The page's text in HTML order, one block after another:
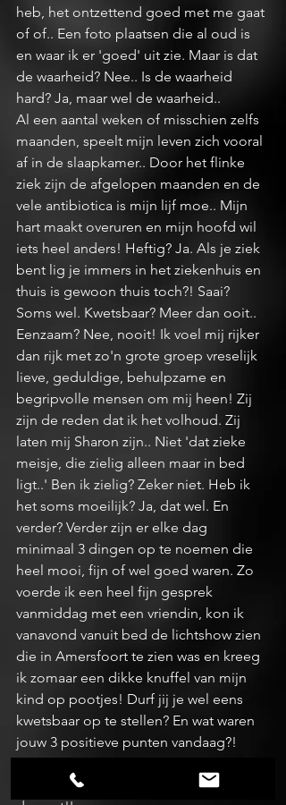
heb, het ontzettend goed met me gaat
of of.. Een foto plaatsen die al oud is
en waar ik er 'goed' uit zie. Maar is dat
de waarheid? Nee.. Is de waarheid
hard? Ja, maar wel de waarheid..
Al een aantal weken of misschien zelfs
maanden, speelt mijn leven zich vooral
af in de slaapkamer.. Door het flinke
ziek zijn de afgelopen maanden en de
vele antibiotica is mijn lijf moe.. Mijn
hart maakt overuren en mijn hoofd wil
iets heel anders! Heftig? Ja. Als je ziek
bent lig je immers in het ziekenhuis en
thuis is gewoon thuis toch?! Saai?
Soms wel. Kwetsbaar? Meer dan ooit..
Eenzaam? Nee, nooit! Ik voel mij rijker
dan rijk met zo'n grote groep vreselijk
lieve, geduldige, behulpzame en
begripvolle mensen om mij heen! Zij
zijn de reden dat ik het volhoud. Zij
laten mij Sharon zijn.. Niet 'dat zieke
meisje, die zielig alleen maar in bed
ligt..' Ben ik zielig? Zeker niet. Heb ik
het soms moeilijk? Ja, dat wel. En
verder? Verder zijn er elke dag
minimaal 3 dingen op te noemen die
heel mooi, fijn of wel goed waren. Zo
voerde ik een heel fijn gesprek
vanmiddag met een vriendin, kon ik
vanavond vanuit bed de lichtshow zien
die in Amersfoort te zien was en kreeg
ik zomaar een dikke knuffel van mijn
kind op pootjes! Durf jij je wel eens
kwetsbaar op te stellen? En wat waren
jouw 3 positieve punten vandaag?!
'Hoe mooi, kan het leven zijn? Het is
maar hoe je kijkt, het is maar wat je